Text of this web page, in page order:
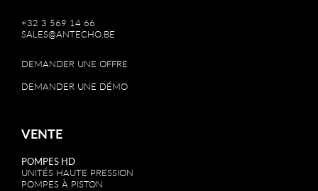
+32 3 569 14 66
SALES@ANTECHO.BE
DEMANDER UNE OFFRE
DEMANDER UNE DÉMO
VENTE
POMPES HD
UNITÉS HAUTE PRESSION
POMPES À PISTON